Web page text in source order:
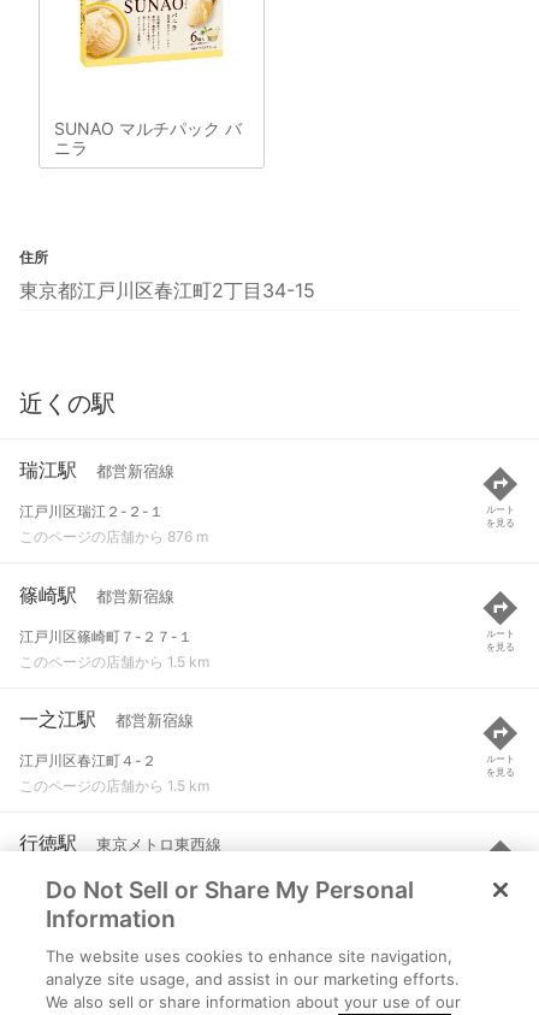
SUNAO マルチパック バ
ニラ
住所
東京都江戸川区春江町2丁目34-15
近くの駅
瑞江駅 都営新宿線
江戸川区瑞江２-２-１
このページの店舗から 876 m
ルート
を見る
篠崎駅 都営新宿線
江戸川区篠崎町７-２７-１
このページの店舗から 1.5 km
ルート
を見る
一之江駅 都営新宿線
江戸川区春江町４-２
このページの店舗から 1.5 km
ルート
を見る
行徳駅 東京メトロ東西線
市川市行徳駅前２-４-１
このページの店舗から 2.8 km
ルート
を見る
船堀駅 都営新宿線
江戸川区船堀３-６-１
Do Not Sell or Share My Personal
Information
The website uses cookies to enhance site navigation,
analyze site usage, and assist in our marketing efforts.
We also sell or share information about your use of our